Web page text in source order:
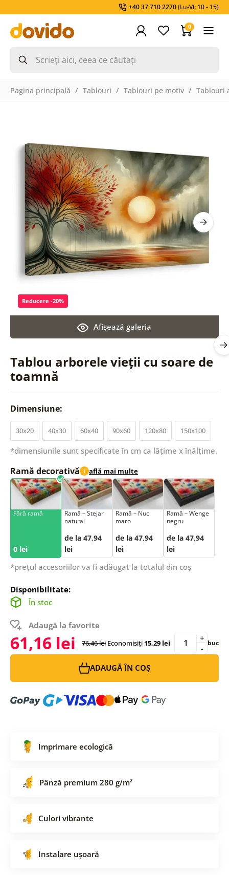
+40 37 710 2270(Lu-Vi: 10 - 15)
0
Pagina principală Tablouri Tablouri pe motiv Tablouri
Tablou arborele vieții cu soare de
toamnă
Afişează galeria
Reducere -20%
Dimensiune:
30x20 40x30 60x40 90x60 120x80 150x100
*dimensiunile sunt specificate în cm ca lățime x înălțime.
Ramă decorativă i află mai multe
Fără ramă
0 lei
Ramă – Stejar
natural
de la 47,94
lei
Ramă – Nuc
maro
de la 47,94
lei
Ramă – Wenge
negru
de la 47,94
lei
*prețul accesoriilor va fi adăugat la totalul din coș
Disponibilitate:
În stoc
Adaugă la favorite
61,16 lei 76,46 lei Economisiți15,29 lei -
+ buc
ADAUGĂ ÎN COȘ
Imprimare ecologică
Pânză premium 280 g/m²
Culori vibrante
Instalare ușoară